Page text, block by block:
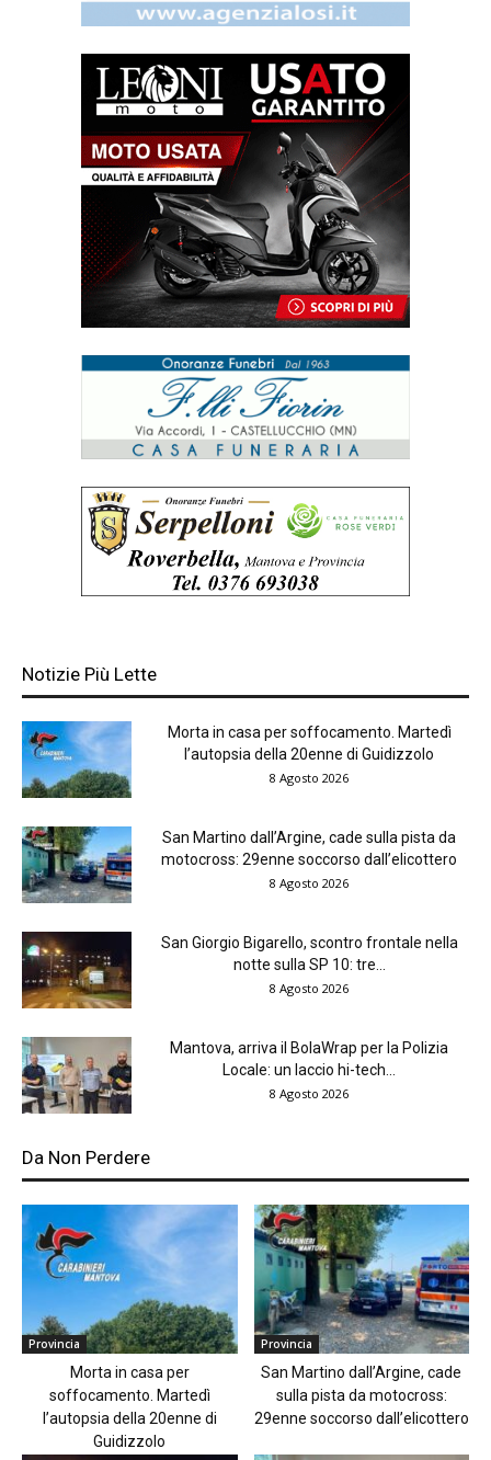
Notizie Più Lette
Morta in casa per soffocamento. Martedì
l’autopsia della 20enne di Guidizzolo
8 Agosto 2026
San Martino dall’Argine, cade sulla pista da
motocross: 29enne soccorso dall’elicottero
8 Agosto 2026
San Giorgio Bigarello, scontro frontale nella
notte sulla SP 10: tre...
8 Agosto 2026
Mantova, arriva il BolaWrap per la Polizia
Locale: un laccio hi-tech...
8 Agosto 2026
Da Non Perdere
Provincia
Morta in casa per
soffocamento. Martedì
l’autopsia della 20enne di
Guidizzolo
Provincia
San Martino dall’Argine, cade
sulla pista da motocross:
29enne soccorso dall’elicottero